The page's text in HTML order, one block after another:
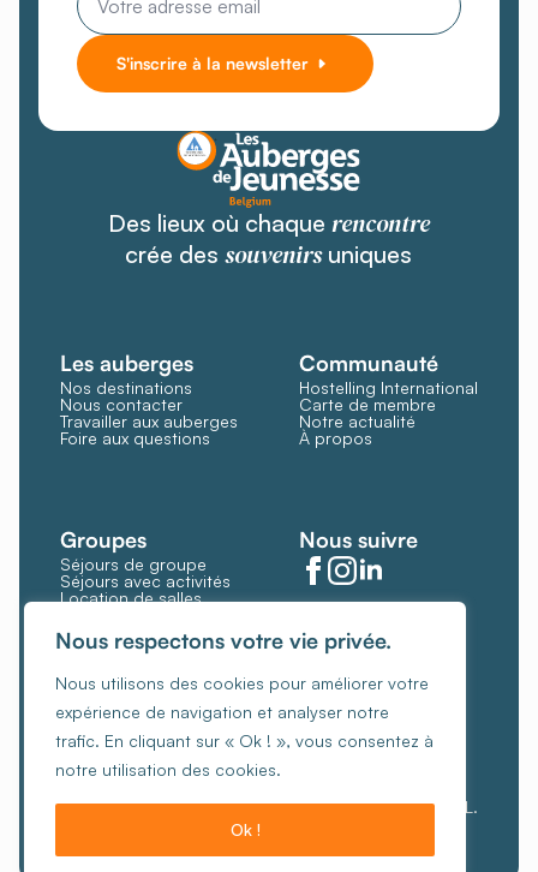
Je veux réserver !
S'inscrire à la newsletter
Des lieux où chaque rencontre
crée dessouvenirsuniques
Les auberges
Nos destinations
Nous contacter
Travailler aux auberges
Foire aux questions
Communauté
Hostelling International
Carte de membre
Notre actualité
À propos
Groupes
Séjours de groupe
Séjours avec activités
Location de salles
Nous suivre
Gérer les cookies
Conditions générales
Politique de confidentialité
Charte de gestion éthique des revenus
© Copyright 2026, Les Auberges de Jeunesse ASBL.
Créé par Hungry Nuggets.
Nous respectons votre vie privée.
Nous utilisons des cookies pour améliorer votre
expérience de navigation et analyser notre
trafic. En cliquant sur « Ok ! », vous consentez à
notre utilisation des cookies.
Ok !